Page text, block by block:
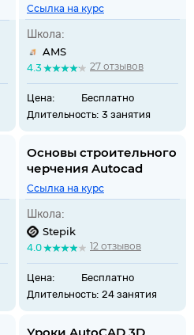
Ссылка на курс
Школа:
AMS
4.3 27 отзывов
Цена:
Бесплатно
Длительность: 3 занятия
Основы строительного
черчения Autocad
Ссылка на курс
Школа:
Stepik
4.0 12 отзывов
Цена:
Бесплатно
Длительность: 24 занятия